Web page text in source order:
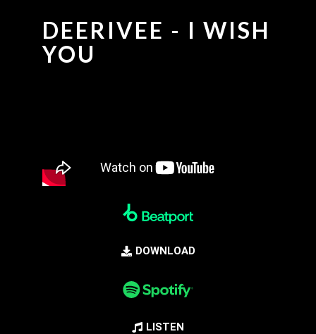
DEERIVEE - I WISH
YOU
DOWNLOAD
LISTEN